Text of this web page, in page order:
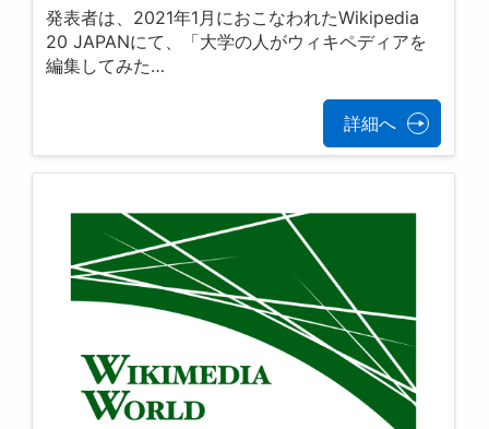
発表者は、2021年1月におこなわれたWikipedia
20 JAPANにて、「大学の人がウィキペディアを
編集してみた…
詳細へ